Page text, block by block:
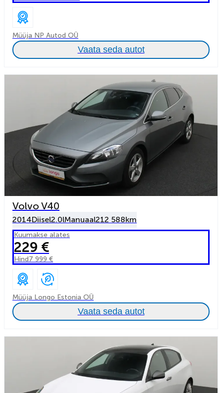
Müüja NP Autod OÜ
Vaata seda autot
Volvo V40
2014Diisel2.0lManuaal212 588km
Kuumakse alates
229 €
Hind7 999 €
Müüja Longo Estonia OÜ
Vaata seda autot